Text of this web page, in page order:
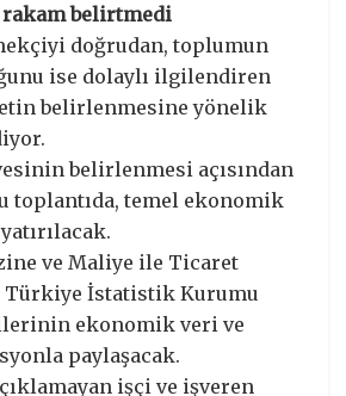
belirtmedi
doğrudan, toplumun
ise dolaylı ilgilendiren
belirlenmesine yönelik
belirlenmesi açısından
toplantıda, temel ekonomik
ve Maliye ile Ticaret
Türkiye İstatistik Kurumu
ekonomik veri ve
paylaşacak.
işçi ve işveren